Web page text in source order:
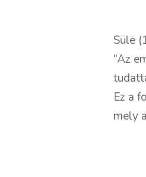
Süle
“Az
Ez a
mely